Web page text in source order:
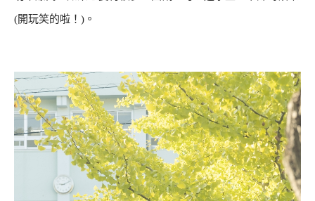
(開玩笑的啦！)。